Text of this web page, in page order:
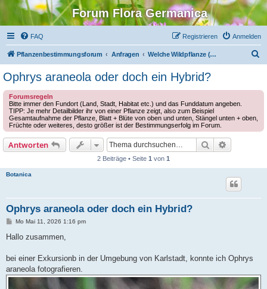
Forum Flora Germanica
FAQ Anmelden
Registrieren
Pflanzenbestimmungsforum Anfragen Welche Wildpflanze (Europa) ist das?
Ophrys araneola oder doch ein Hybrid?
Forumsregeln
Bitte immer den Fundort (Land, Stadt, Habitat etc.) und das Funddatum angeben.
TIPP: Je mehr Detailbilder ihr von einer Pflanze zeigt, also zum Beispiel
Gesamtaufnahme der Pflanze, Blatt + Blüte von oben und unten, Stängel unten + oben,
Früchte oder weiteres, desto größer ist der Bestimmungserfolg im Forum.
Antworten Suche
2 Beiträge • Seite 1 von 1
Botanica
Ophrys araneola oder doch ein Hybrid?
B
i
a
Mo Mai 11, 2026 1:16 pm
Hallo zusammen,
bei einer Exkursionb in der Umgebung von Karlstadt, konnte ich Ophrys
araneola fotografieren.